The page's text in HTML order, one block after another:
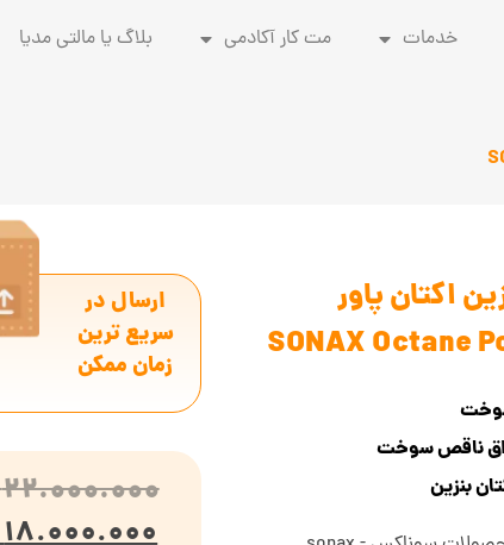
خدمات مت کار آکادمی
بلاگ یا مالتی مدیا
اکتان پاور
ناقص سوخت
بنزین
ارسال در
سریع ترین
زمان ممکن
22.000.000
18.000.000